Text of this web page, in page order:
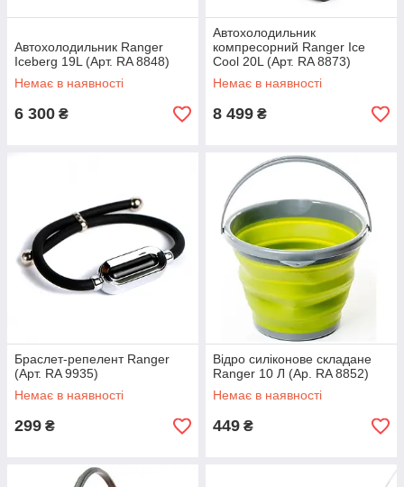
Автохолодильник Ranger
Iceberg 19L (Арт. RA 8848)
Немає в наявності
6 300 ₴
Автохолодильник
компресорний Ranger Ice
Cool 20L (Арт. RA 8873)
Немає в наявності
8 499 ₴
Браслет-репелент Ranger
(Арт. RA 9935)
Немає в наявності
299 ₴
Відро силіконове складане
Ranger 10 Л (Ар. RA 8852)
Немає в наявності
449 ₴